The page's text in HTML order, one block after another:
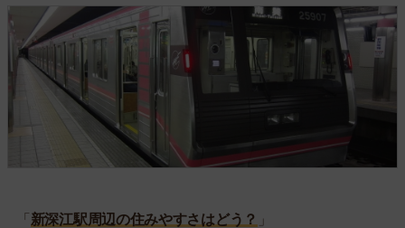
「 新深江駅周辺の住みやすさはどう？ 」